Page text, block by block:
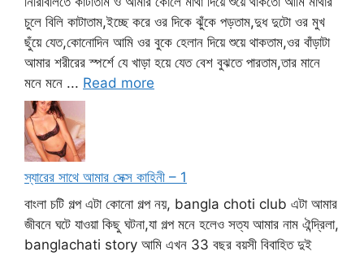
চুলে বিলি কাটাতাম,ইচ্ছে করে ওর দিকে ঝুঁকে পড়তাম,দুধ দুটো ওর মুখ
ছুঁয়ে যেত,কোনোদিন আমি ওর বুকে হেলান দিয়ে শুয়ে থাকতাম,ওর বাঁড়াটা
আমার শরীরের স্পর্শে যে খাড়া হয়ে যেত বেশ বুঝতে পারতাম,তার মানে
মনে মনে ... Read more
স্যারের সাথে আমার সেক্স কাহিনী – 1
বাংলা চটি গল্প এটা কোনো গল্প নয়, bangla choti club এটা আমার
জীবনে ঘটে যাওয়া কিছু ঘটনা,যা গল্প মনে হলেও সত্য আমার নাম ঐন্দ্রিলা,
banglachati story আমি এখন 33 বছর বয়সী বিবাহিত দুই